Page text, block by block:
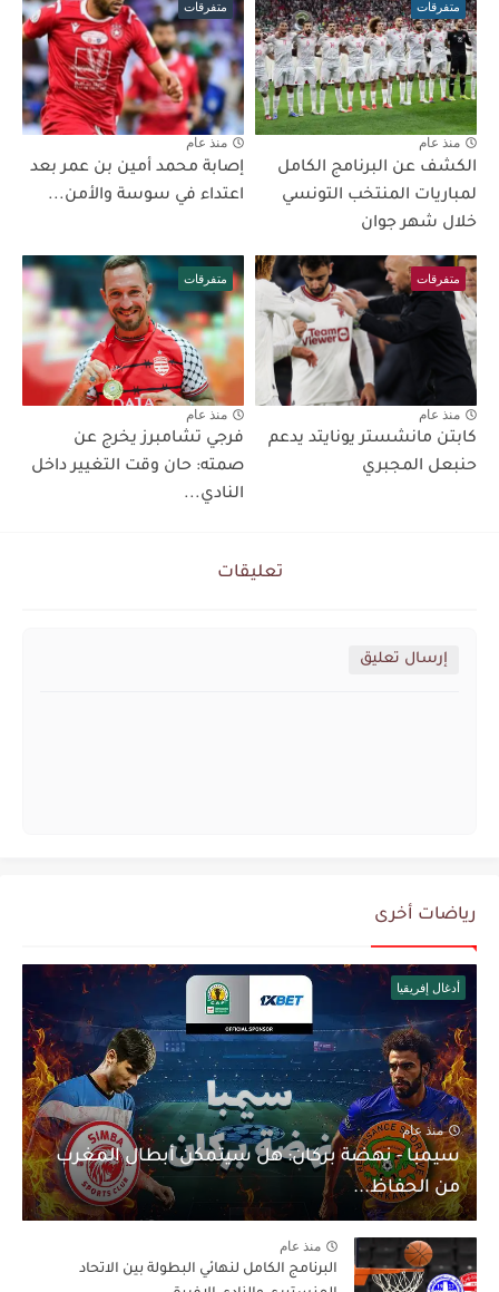
متفرقات
منذ عام
الكشف عن البرنامج الكامل
لمباريات المنتخب التونسي
خلال شهر جوان
متفرقات
منذ عام
إصابة محمد أمين بن عمر بعد
اعتداء في سوسة والأمن...
متفرقات
منذ عام
كابتن مانشستر يونايتد يدعم
حنبعل المجبري
متفرقات
منذ عام
فرجي تشامبرز يخرج عن
صمته: حان وقت التغيير داخل
النادي...
تعليقات
إرسال تعليق
رياضات أخرى
أدغال إفريقيا
منذ عام
سيمبا - نهضة بركان: هل سيتمكن أبطال المغرب
من الحفاظ...
منذ عام
البرنامج الكامل لنهائي البطولة بين الاتحاد